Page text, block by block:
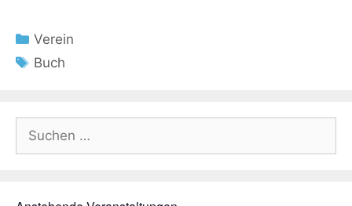
Kategorien
Verein
Schlagwörter
Buch
Suchen
nach: